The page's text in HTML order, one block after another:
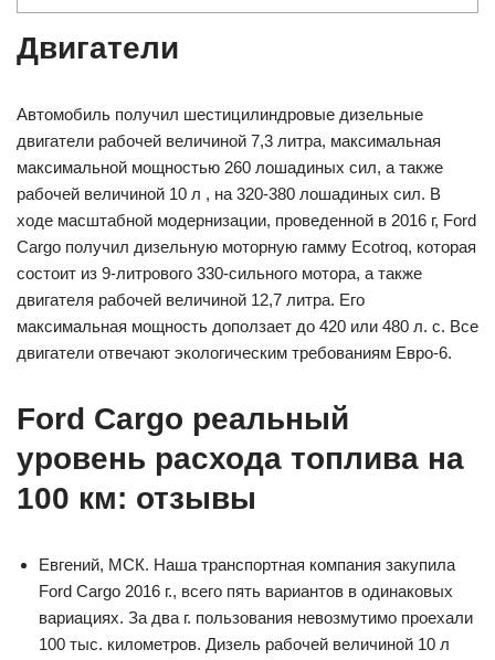
Двигатели
Автомобиль получил шестицилиндровые дизельные
двигатели рабочей величиной 7,3 литра, максимальная
максимальной мощностью 260 лошадиных сил, а также
рабочей величиной 10 л , на 320-380 лошадиных сил. В
ходе масштабной модернизации, проведенной в 2016 г, Ford
Cargo получил дизельную моторную гамму Ecotroq, которая
состоит из 9-литрового 330-сильного мотора, а также
двигателя рабочей величиной 12,7 литра. Его
максимальная мощность доползает до 420 или 480 л. с. Все
двигатели отвечают экологическим требованиям Евро-6.
Ford Cargo реальный
уровень расхода топлива на
100 км: отзывы
Евгений, МСК. Наша транспортная компания закупила
Ford Cargo 2016 г., всего пять вариантов в одинаковых
вариациях. За два г. пользования невозмутимо проехали
100 тыс. километров. Дизель рабочей величиной 10 л